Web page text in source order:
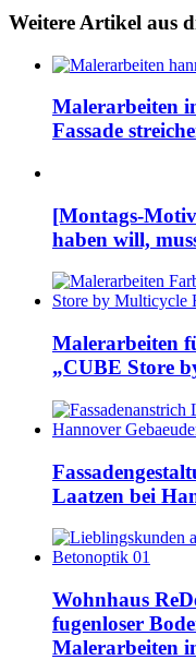
Weitere Artikel aus
Malerarbeiten
Fassade
[Montags-
haben will,
Malerarbeiten
„CUBE Store
Laatzen bei
Wohnhaus
fugenloser
Malerarbeiten